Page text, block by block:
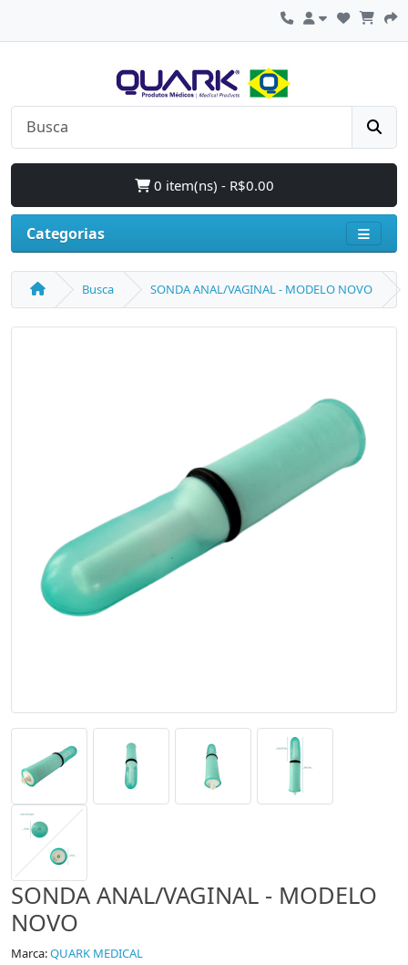
0 item(ns) - R$0.00
Categorias
Busca SONDA ANAL/VAGINAL - MODELO NOVO
SONDA ANAL/VAGINAL - MODELO
NOVO
Marca:QUARK MEDICAL